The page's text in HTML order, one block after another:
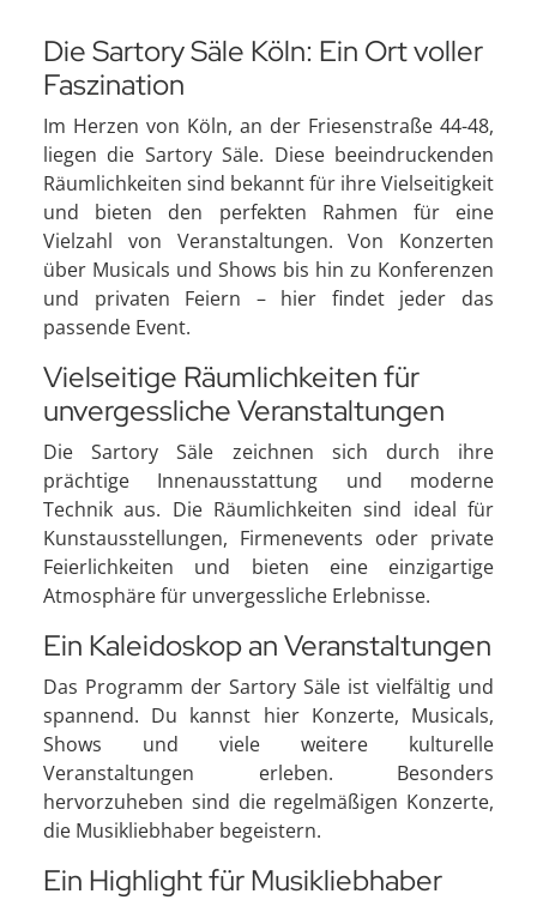
Die Sartory Säle Köln: Ein Ort voller
Faszination
Im Herzen von Köln, an der Friesenstraße 44-48,
liegen die Sartory Säle. Diese beeindruckenden
Räumlichkeiten sind bekannt für ihre Vielseitigkeit
und bieten den perfekten Rahmen für eine
Vielzahl von Veranstaltungen. Von Konzerten
über Musicals und Shows bis hin zu Konferenzen
und privaten Feiern – hier findet jeder das
passende Event.
Vielseitige Räumlichkeiten für
unvergessliche Veranstaltungen
Die Sartory Säle zeichnen sich durch ihre
prächtige Innenausstattung und moderne
Technik aus. Die Räumlichkeiten sind ideal für
Kunstausstellungen, Firmenevents oder private
Feierlichkeiten und bieten eine einzigartige
Atmosphäre für unvergessliche Erlebnisse.
Ein Kaleidoskop an Veranstaltungen
Das Programm der Sartory Säle ist vielfältig und
spannend. Du kannst hier Konzerte, Musicals,
Shows und viele weitere kulturelle
Veranstaltungen erleben. Besonders
hervorzuheben sind die regelmäßigen Konzerte,
die Musikliebhaber begeistern.
Ein Highlight für Musikliebhaber